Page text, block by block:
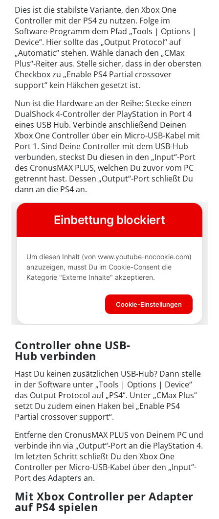
Dies ist die stabilste Variante, den Xbox One
Controller mit der PS4 zu nutzen. Folge im
Software-Programm dem Pfad „Tools | Options |
Device“. Hier sollte das „Output Protocol“ auf
„Automatic“ stehen. Wähle danach den „CMax
Plus“-Reiter aus. Stelle sicher, dass in der obersten
Checkbox zu „Enable PS4 Partial crossover
support“ kein Häkchen gesetzt ist.
Nun ist die Hardware an der Reihe: Stecke einen
DualShock 4-Controller der PlayStation in Port 4
eines USB Hub. Verbinde anschließend Deinen
Xbox One Controller über ein Micro-USB-Kabel mit
Port 1. Sind Deine Controller mit dem USB-Hub
verbunden, steckst Du diesen in den „Input“-Port
des CronusMAX PLUS, welchen Du zuvor vom PC
getrennt hast. Dessen „Output“-Port schließt Du
dann an die PS4 an.
Controller ohne USB-
Hub verbinden
Hast Du keinen zusätzlichen USB-Hub? Dann stelle
in der Software unter „Tools | Options | Device“
das Output Protocol auf „PS4“. Unter „CMax Plus“
setzt Du zudem einen Haken bei „Enable PS4
Partial crossover support“.
Entferne den CronusMAX PLUS von Deinem PC und
verbinde ihn via „Output“-Port an die PlayStation 4.
Im letzten Schritt schließt Du den Xbox One
Controller per Micro-USB-Kabel über den „Input“-
Port des Adapters an.
Mit Xbox Controller per Adapter
auf PS4 spielen